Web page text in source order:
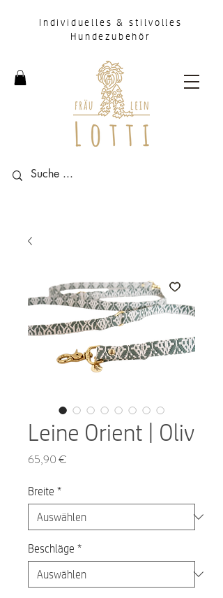
Individuelles & stilvolles
Hundezubehör
Leine Orient | Oliv
65,90 €
Breite *
Beschläge *